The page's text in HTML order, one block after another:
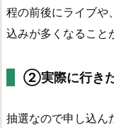
程の前後にライブや
込みが多くなること
②実際に行き
抽選なので申し込ん